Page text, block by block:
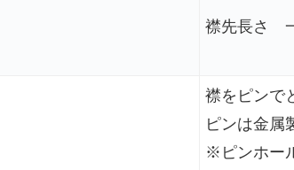
襟先長さ
襟をピンで
ピンは金属
※ピンホー